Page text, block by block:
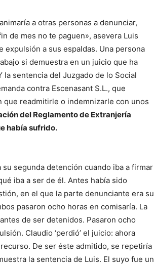
a otras personas a denunciar,
de mes no te paguen», asevera Luis
expulsión a sus espaldas. Una persona
si demuestra en un juicio que ha
la sentencia del Juzgado de lo Social
contra Escenasant S.L., que
que readmitirle o indemnizarle con unos
del Reglamento de Extranjería
había sufrido.
segunda detención cuando iba a firmar
iba a ser de él. Antes había sido
en el que la parte denunciante era su
pasaron ocho horas en comisaría. La
de ser detenidos. Pasaron ocho
Claudio ‘perdió’ el juicio: ahora
De ser éste admitido, se repetiría
la sentencia de Luis. El suyo fue un